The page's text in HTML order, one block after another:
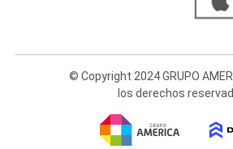
© Copyright 2024 GRUPO
los derechos